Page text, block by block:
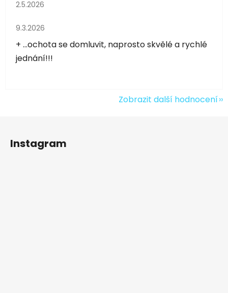
2.5.2026
Hodnocení obchodu je 5 z 5 hvězdiček.
9.3.2026
+ ...ochota se domluvit, naprosto skvělé a rychlé
jednání!!!
Zobrazit další hodnocení
Instagram